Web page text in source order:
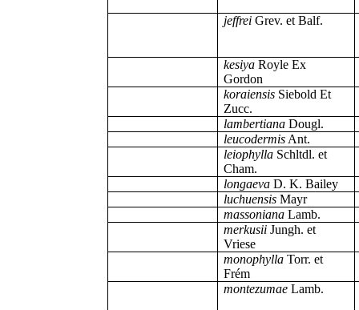
jeffreiGrev. et Balf.
kesiyaRoyle Ex
Gordon
koraiensis Siebold Et
Zucc.
lambertianaDougl.
leucodermisAnt.
leiophyllaSchltdl. et
Cham.
longaevaD. K. Bailey
luchuensisMayr
massonianaLamb.
merkusii Jungh. et
Vriese
monophyllaTorr. et
Frém
montezumaeLamb.